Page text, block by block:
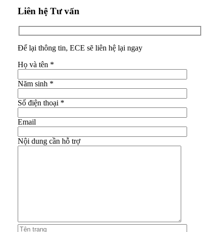
Liên hệ Tư vấn
Để lại thông tin, ECE sẽ liên hệ lại ngay
Họ và tên *
Năm sinh *
Số điện thoại *
Email
Nội dung cần hỗ trợ